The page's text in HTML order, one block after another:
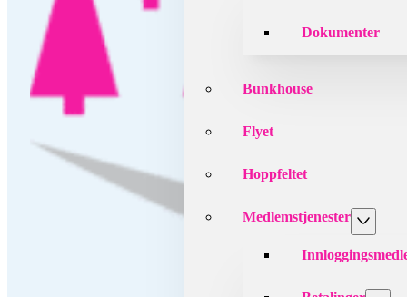
Dokumenter
Bunkhouse
Flyet
Hoppfeltet
Medlemstjenester